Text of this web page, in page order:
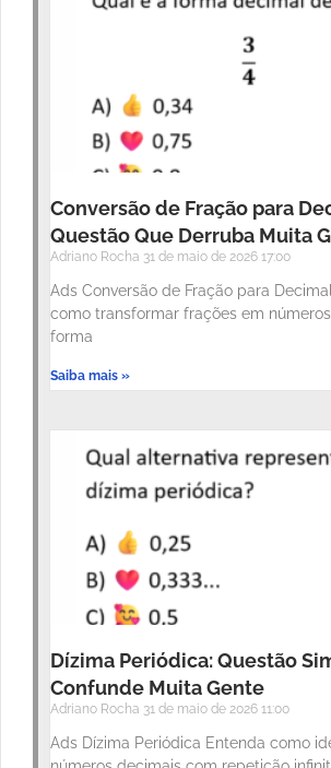
Conversão de Fração para
Questão Que Derruba Muita
Adriano Rocha 31 de maio de 2026 17:00
Ads Conversão de Fração para
como transformar frações em
forma
Saiba mais »
Dízima Periódica: Questão
Confunde Muita Gente
Adriano Rocha 31 de maio de 2026 11:00
Ads Dízima Periódica Entenda como